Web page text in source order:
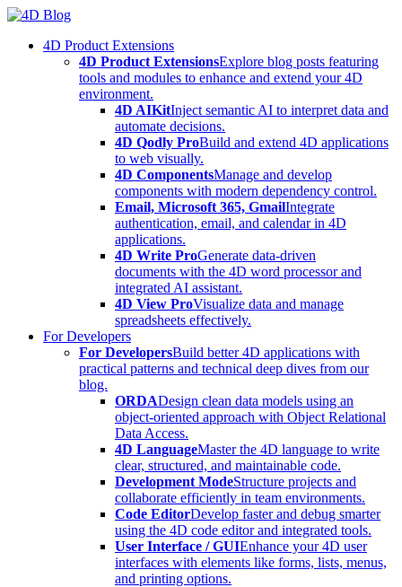
Skip
content4D Product Extensions
4D Product ExtensionsExplore blog posts featuring
tools and modules to enhance and extend your 4D
environment.
4D AIKitInject semantic AI to interpret data and
automate decisions.
4D Qodly ProBuild and extend 4D applications
to web visually.
4D ComponentsManage and develop
components with modern dependency control.
Email, Microsoft 365, GmailIntegrate
authentication, email, and calendar in 4D
applications.
4D Write ProGenerate data-driven
documents with the 4D word processor and
integrated AI assistant.
4D View ProVisualize data and manage
spreadsheets effectively.
For Developers
For DevelopersBuild better 4D applications with
practical patterns and technical deep dives from our
blog.
ORDADesign clean data models using an
object-oriented approach with Object Relational
Data Access.
4D LanguageMaster the 4D language to write
clear, structured, and maintainable code.
Development ModeStructure projects and
collaborate efficiently in team environments.
Code EditorDevelop faster and debug smarter
using the 4D code editor and integrated tools.
User Interface / GUIEnhance your 4D user
interfaces with elements like forms, lists, menus,
and printing options.